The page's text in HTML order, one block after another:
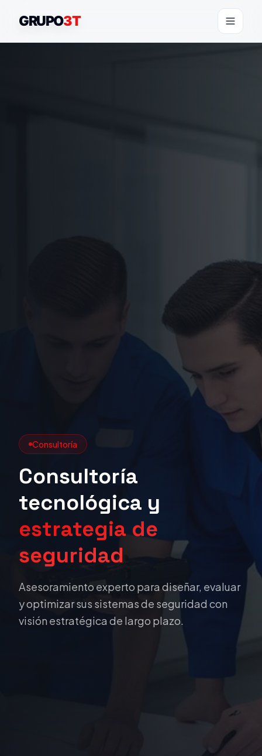
GRUPO3T
Consultoría
Consultoría
tecnológica y
estrategia de
seguridad
Asesoramiento experto para diseñar, evaluar
y optimizar sus sistemas de seguridad con
visión estratégica de largo plazo.